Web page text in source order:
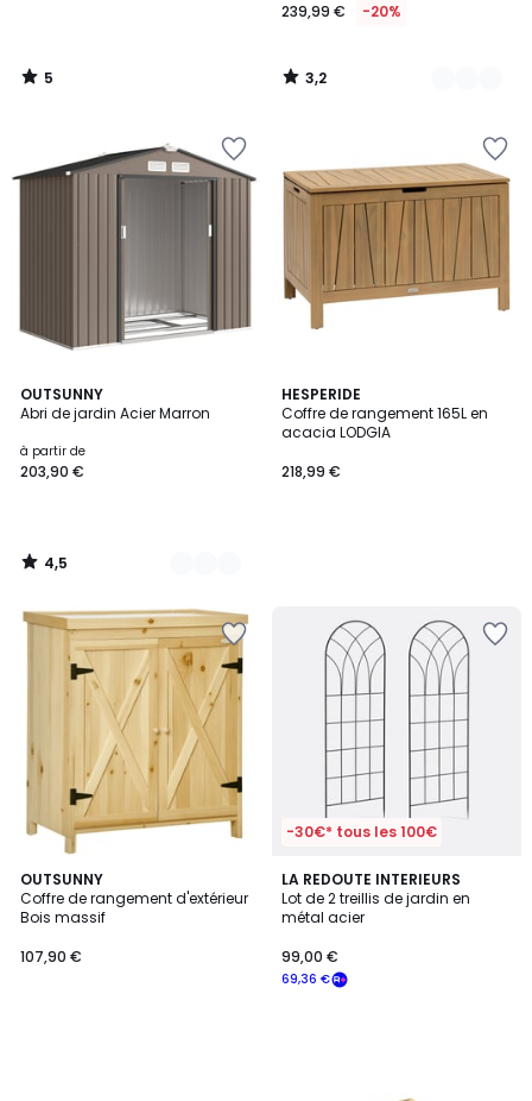
5
/
239,99 € -20%
3,2
/
OUTSUNNY
Abri de jardin Acier Marron
à partir de
203,90 €
4,5
/ 5
2
Couleurs
4,5
/
HESPERIDE
Coffre de rangement 165L en
acacia LODGIA
218,99 €
OUTSUNNY
Coffre de rangement d'extérieur
Bois massif
107,90 €
-30€* tous les 100€
LA REDOUTE INTERIEURS
Lot de 2 treillis de jardin en
métal acier
69,36 €
99,00 €